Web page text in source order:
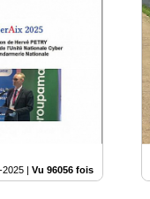
2025 |Vu 96056 fois